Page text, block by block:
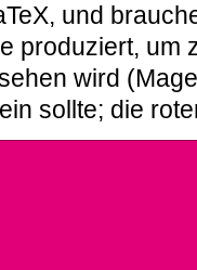
und
produziert, um
wird
sollte; die